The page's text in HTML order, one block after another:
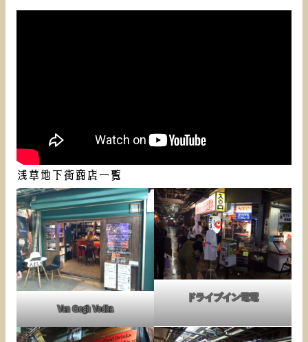
浅草地下街商店一覧
Van Gogh Vodka
ドライブイン電電